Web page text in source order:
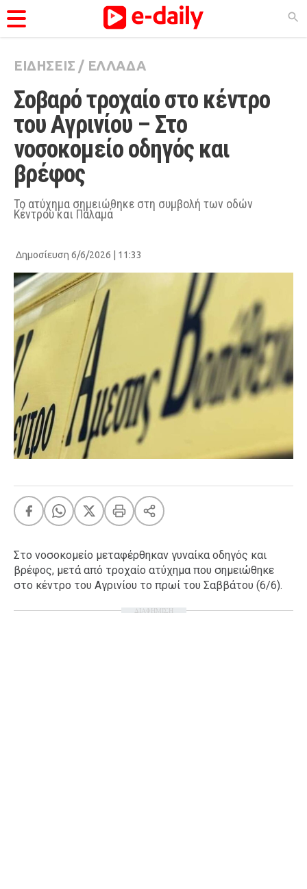
ΚΑΤΗΓΟΡΊΕΣ
Ειδήσεις
Θέματα
Videos
Podcasts
Viral
Life
City Guide
Pop Culture
Agenda
FEEDS
Πάσχα Eurovision
Retro Summer
OMG LOL
A-List LGBTQI+
Xmas
LIFE
Food
Body+Mind
ΕΙΔΗΣΕΙΣ / ΕΛΛΑΔΑ
Σοβαρό τροχαίο στο κέντρο
του Αγρινίου – Στο
νοσοκομείο οδηγός και
βρέφος
Το ατύχημα σημειώθηκε στη συμβολή των οδών
Κέντρου και Παλαμά
Δημοσίευση 6/6/2026 | 11:33
Στο νοσοκομείο μεταφέρθηκαν γυναίκα οδηγός και
βρέφος, μετά από τροχαίο ατύχημα που σημειώθηκε
στο κέντρο του Αγρινίου το πρωί του Σαββάτου (6/6).
ΔΙΑΦΗΜΙΣΗ